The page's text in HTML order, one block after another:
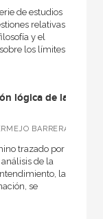
española
político
de estudios
relativas
y el
los límites
lógica de la
BARRERA
trazado por
de la
la
se